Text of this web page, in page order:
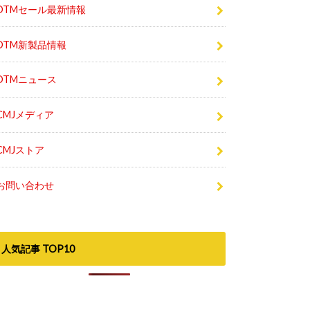
セール最新情報
新製品情報
ニュース
メディア
ストア
問い合わせ
人気記事 TOP10